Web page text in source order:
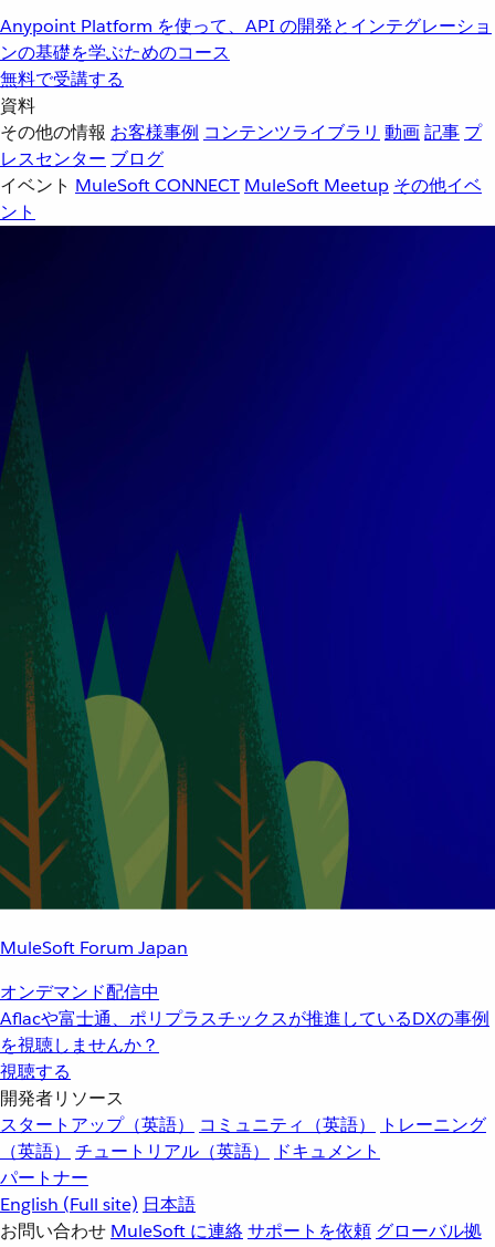
Anypoint Platform を使って、API の開発とインテグレーショ
ンの基礎を学ぶためのコース
無料で受講する
資料
その他の情報 お客様事例 コンテンツライブラリ 動画記事 プ
レスセンター ブログ
イベント MuleSoft CONNECT MuleSoft Meetup その他イベ
ント
MuleSoft Forum Japan
オンデマンド配信中
Aflacや富士通、ポリプラスチックスが推進しているDXの事例
を視聴しませんか？
視聴する
開発者リソース
スタートアップ（英語）
コミュニティ（英語）
トレーニング
（英語）
チュートリアル（英語）
ドキュメント
パートナー
English (Full site) 日本語
お問い合わせ MuleSoft に連絡サポートを依頼 グローバル拠